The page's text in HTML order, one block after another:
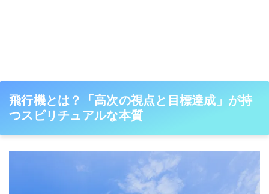
飛行機とは？「高次の視点と目標達成」が持
つスピリチュアルな本質